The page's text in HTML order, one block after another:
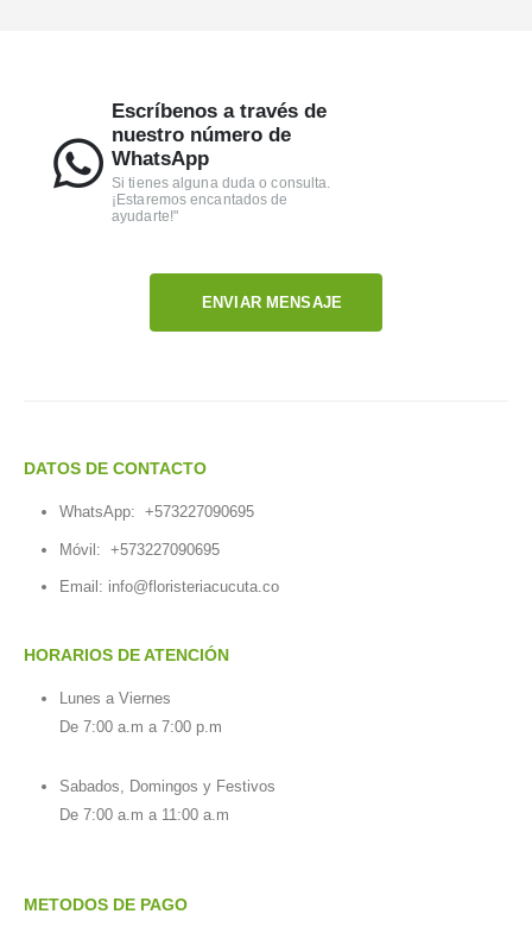
Escríbenos a través de
nuestro número de
WhatsApp
Si tienes alguna duda o consulta.
¡Estaremos encantados de
ayudarte!"
ENVIAR MENSAJE
DATOS DE CONTACTO
WhatsApp: +573227090695
Móvil: +573227090695
Email: info@floristeriacucuta.co
HORARIOS DE ATENCIÓN
Lunes a Viernes
De 7:00 a.m a 7:00 p.m
Sabados, Domingos y Festivos
De 7:00 a.m a 11:00 a.m
METODOS DE PAGO